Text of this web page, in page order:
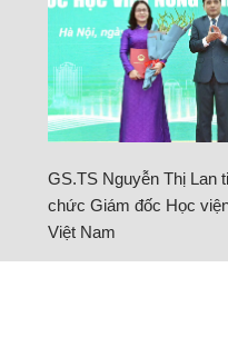
GS.TS Nguyễn Thị Lan
chức Giám đốc Học
Việt Nam